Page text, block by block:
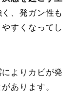
、発ガン性も
すくなってし
よりカビが発
あります。